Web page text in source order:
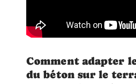
Comment adapter
du béton sur le